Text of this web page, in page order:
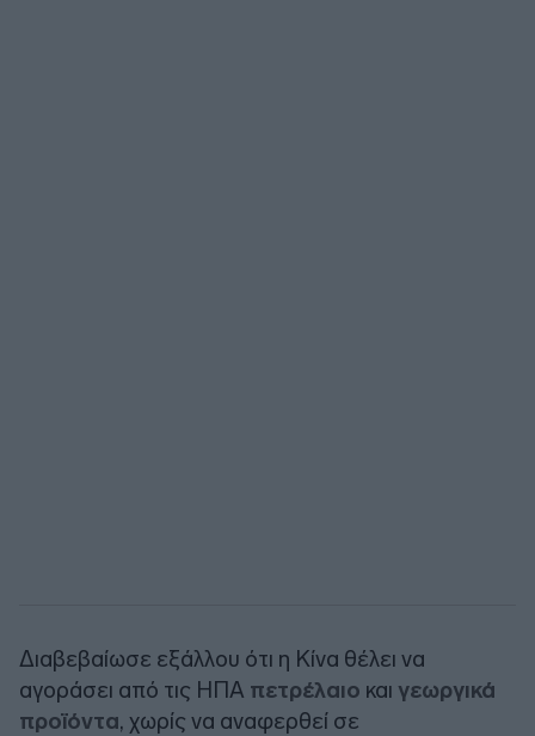
Διαβεβαίωσε εξάλλου ότι η Κίνα θέλει να
αγοράσει από τις ΗΠΑ πετρέλαιο και γεωργικά
προϊόντα, χωρίς να αναφερθεί σε